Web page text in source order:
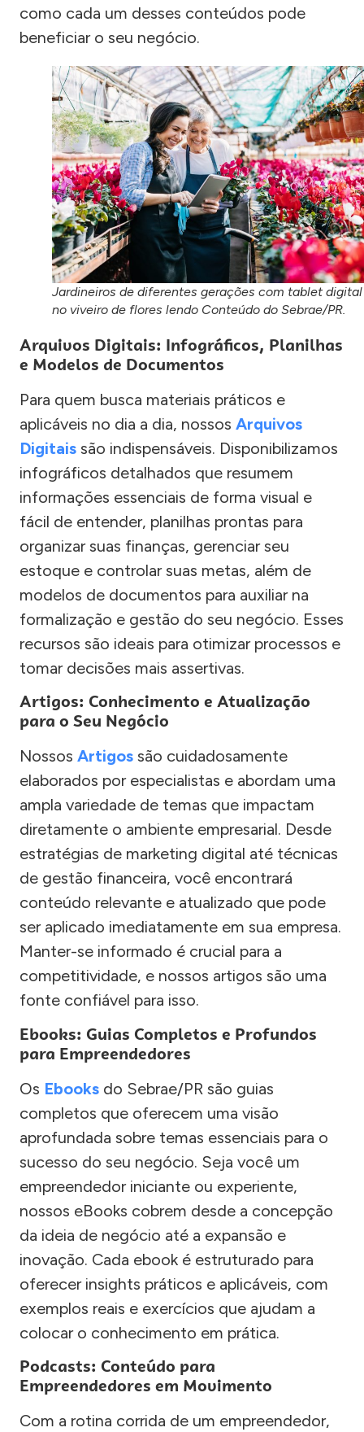
como cada um desses conteúdos pode
beneficiar o seu negócio.
Jardineiros de diferentes gerações com tablet digital
no viveiro de flores lendo Conteúdo do Sebrae/PR.
Arquivos Digitais: Infográficos, Planilhas
e Modelos de Documentos
Para quem busca materiais práticos e
aplicáveis no dia a dia, nossos Arquivos
Digitais são indispensáveis. Disponibilizamos
infográficos detalhados que resumem
informações essenciais de forma visual e
fácil de entender, planilhas prontas para
organizar suas finanças, gerenciar seu
estoque e controlar suas metas, além de
modelos de documentos para auxiliar na
formalização e gestão do seu negócio. Esses
recursos são ideais para otimizar processos e
tomar decisões mais assertivas.
Artigos: Conhecimento e Atualização
para o Seu Negócio
Nossos Artigos são cuidadosamente
elaborados por especialistas e abordam uma
ampla variedade de temas que impactam
diretamente o ambiente empresarial. Desde
estratégias de marketing digital até técnicas
de gestão financeira, você encontrará
conteúdo relevante e atualizado que pode
ser aplicado imediatamente em sua empresa.
Manter-se informado é crucial para a
competitividade, e nossos artigos são uma
fonte confiável para isso.
Ebooks: Guias Completos e Profundos
para Empreendedores
Os Ebooks do Sebrae/PR são guias
completos que oferecem uma visão
aprofundada sobre temas essenciais para o
sucesso do seu negócio. Seja você um
empreendedor iniciante ou experiente,
nossos eBooks cobrem desde a concepção
da ideia de negócio até a expansão e
inovação. Cada ebook é estruturado para
oferecer insights práticos e aplicáveis, com
exemplos reais e exercícios que ajudam a
colocar o conhecimento em prática.
Podcasts: Conteúdo para
Empreendedores em Movimento
Com a rotina corrida de um empreendedor,